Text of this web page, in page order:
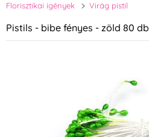
Florisztikai igények
Virág pistil
Pistils - bibe fényes - zöld 80 db